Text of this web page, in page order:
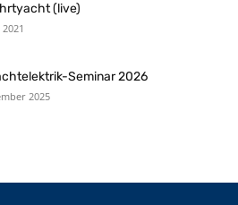
(live)
Seminar 2026
2025